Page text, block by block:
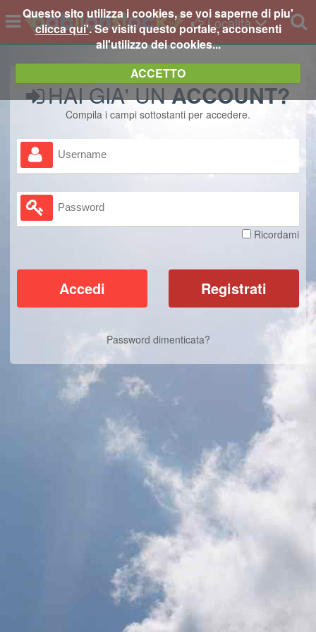
Questo sito utilizza i cookies, se voi saperne di piu'
clicca qui'. Se visiti questo portale, acconsenti
all'utilizzo dei cookies...
ACCETTO
Benvenuto
La Mia Bacheca
Inserisci Annuncio
I Miei Annunci
I Miei Preferiti
Accedi
Switch to Desktop
version
Contattaci
Condizioni
Privacy
Cosa cerchi?
Località
Prezzo
Località
HAI GIA' UNACCOUNT?
Compila i campi sottostanti per accedere.
Ricordami
Accedi Registrati
Password dimenticata?